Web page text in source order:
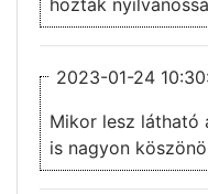
2023-01-24
Mikor lesz látható
is nagyon